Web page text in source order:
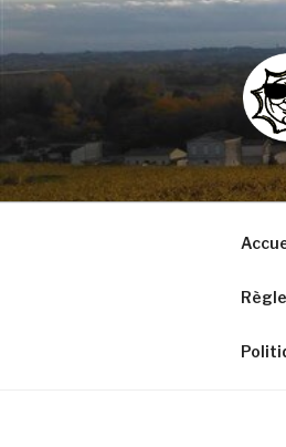
Aller
contenu
principal